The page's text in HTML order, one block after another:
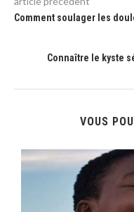
Comment soulager les
Connaître le kyste
VOUS